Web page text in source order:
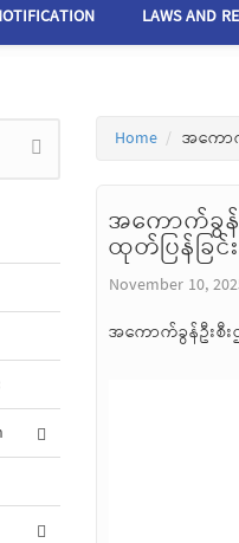
LAWS AND
Home အကော
အကောက်ခွန်
ထုတ်ပြန်ခြင်း
November 10,
အကောက်ခွန်ဦးစီး